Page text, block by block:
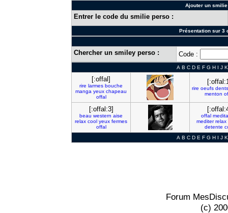
Ajouter un
Entrer le code du smilie perso :
Présentation sur 3
Chercher un smiley perso : Code :
A B C D E F G H I J K
[:offal]
rire larmes bouche
manga yeux chapeau
offal
rire oeufs dents
menton
[:offal:3]
beau western aise
relax cool yeux fermes
offal
offal
mediter relax
detente
A B C D E F G H I J K
Forum
(c)